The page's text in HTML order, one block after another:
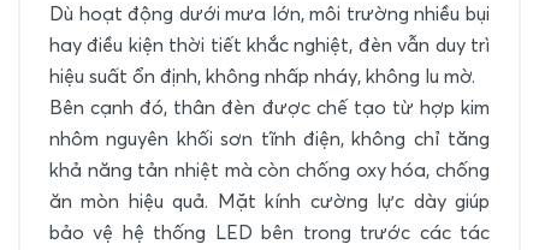
Dù hoạt động dưới mưa lớn, môi trường nhiều bụi
hay điều kiện thời tiết khắc nghiệt, đèn vẫn duy trì
hiệu suất ổn định, không nhấp nháy, không lu mờ.
Bên cạnh đó, thân đèn được chế tạo từ hợp kim
nhôm nguyên khối sơn tĩnh điện, không chỉ tăng
khả năng tản nhiệt mà còn chống oxy hóa, chống
ăn mòn hiệu quả. Mặt kính cường lực dày giúp
bảo vệ hệ thống LED bên trong trước các tác